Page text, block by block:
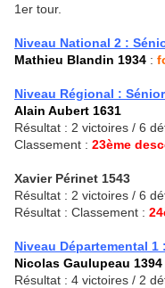
1er tour.
Niveau National 2 :
Mathieu Blandin 1934 :
Niveau Régional :
Alain Aubert 1631
Résultat : 2 victoires / 6
Classement : 23ème
Xavier Périnet 1543
Résultat : 2 victoires / 6
Résultat : Classement :
Niveau Départemental 1
Nicolas Gaulupeau 1394
Résultat : 4 victoires / 2